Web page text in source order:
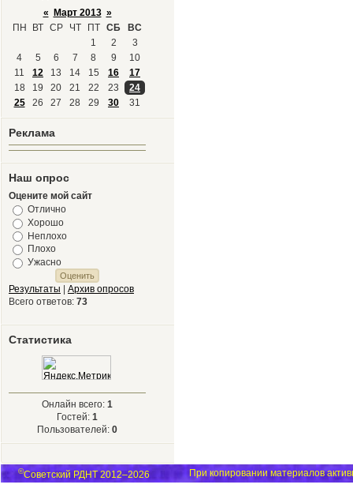
« Март 2013 »
ПН
ВТ СР ЧТ ПТ СБ
ВС
1
2
3
4
5 6 7 8 9
10
11
12 13 14 15 16
17
18
19 20 21 22 23
24
25
26 27 28 29 30 31
Реклама
Наш опрос
Оцените мой сайт
Отлично
Хорошо
Неплохо
Плохо
Ужасно
Результаты
Архив опросов
Всего ответов: 73
Статистика
Онлайн всего: 1
Гостей: 1
Пользователей: 0
©Советский РДНТ 2012–2026 При копировании материалов